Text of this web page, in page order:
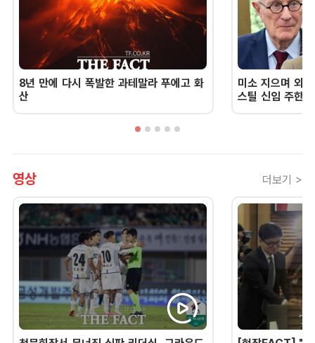
8년 만에 다시 폭발한 과테말라 푸에고 화
산
미소 지으며 외
스틸 신임 주한
영상 더보기 >